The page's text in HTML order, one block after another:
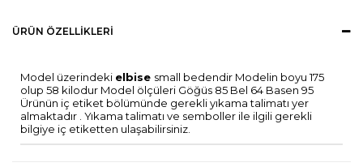
ÜRÜN ÖZELLIKLERI
Model üzerindeki elbise small bedendir Modelin boyu 175
olup 58 kilodur Model ölçüleri Göğüs 85 Bel 64 Basen 95
Ürünün iç etiket bölümünde gerekli yıkama talimatı yer
almaktadır . Yıkama talimatı ve semboller ile ilgili gerekli
bilgiye iç etiketten ulaşabilirsiniz.